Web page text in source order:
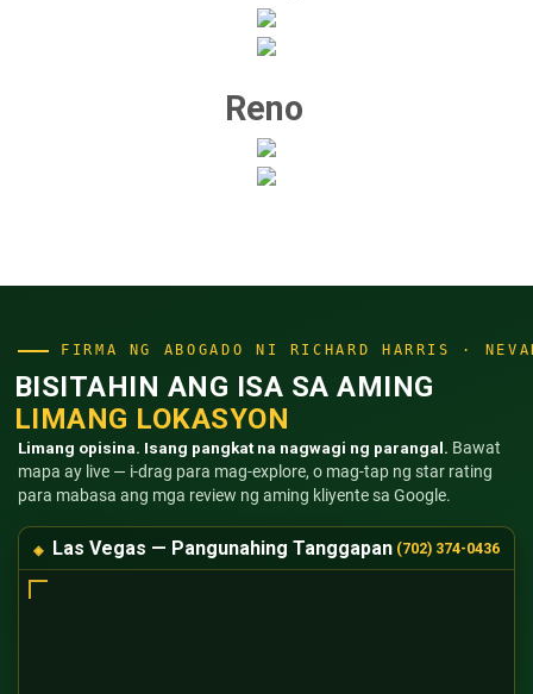
Reno
FIRMA NG ABOGADO NI RICHARD HARRIS ·
BISITAHIN ANG ISA SA AMING
LIMANG LOKASYON
Limang opisina. Isang pangkat na nagwagi ng parangal. Bawat
mapa ay live — i-drag para mag-explore, o mag-tap ng star rating
para mabasa ang mga review ng aming kliyente sa Google.
Las Vegas — Pangunahing Tanggapan (702) 374-0436